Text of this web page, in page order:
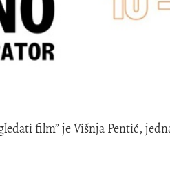
film” je Višnja Pentić,